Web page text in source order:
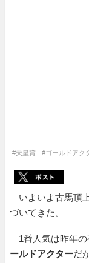
#天皇賞 #ゴールドアク
いよいよ古馬頂
づいてきた。
1番人気は昨年の
ールドアクターだ